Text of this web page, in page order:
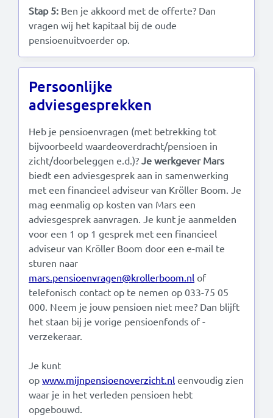
Stap 5: Ben je akkoord met de offerte? Dan
vragen wij het kapitaal bij de oude
pensioenuitvoerder op.
Persoonlijke
adviesgesprekken
Heb je pensioenvragen (met betrekking tot
bijvoorbeeld waardeoverdracht/pensioen in
zicht/doorbeleggen e.d.)? Je werkgever Mars
biedt een adviesgesprek aan in samenwerking
met een financieel adviseur van Kröller Boom. Je
mag eenmalig op kosten van Mars een
adviesgesprek aanvragen. Je kunt je aanmelden
voor een 1 op 1 gesprek met een financieel
adviseur van Kröller Boom door een e-mail te
sturen naar
mars.pensioenvragen@krollerboom.nl of
telefonisch contact op te nemen op 033-75 05
000. Neem je jouw pensioen niet mee? Dan blijft
het staan bij je vorige pensioenfonds of -
verzekeraar.
Je kunt
op www.mijnpensioenoverzicht.nl eenvoudig zien
waar je in het verleden pensioen hebt
opgebouwd.